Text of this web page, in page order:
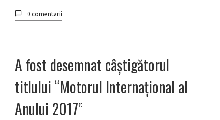
0 comentarii
A fost desemnat câștigătorul
titlului “Motorul Internațional al
Anului 2017”